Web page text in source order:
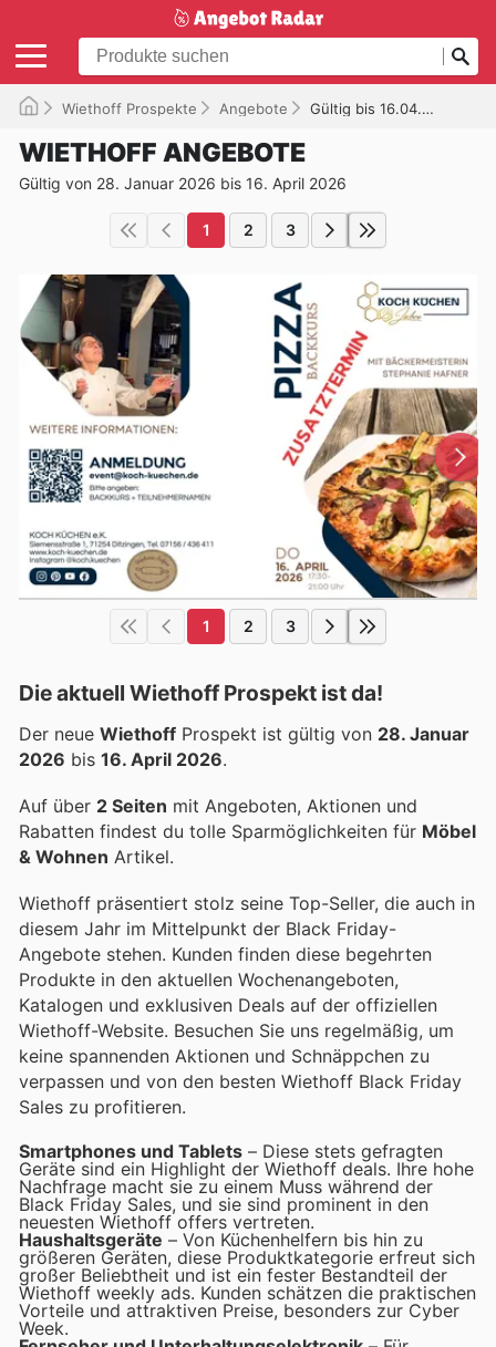
Wiethoff Prospekte Angebote Gültig bis 16.04.2026
WIETHOFF ANGEBOTE
Gültig von 28. Januar 2026 bis 16. April 2026
1 2 3
1 2 3
Die aktuell Wiethoff Prospekt ist da!
Der neue Wiethoff Prospekt ist gültig von 28. Januar
2026 bis 16. April 2026.
Auf über 2 Seiten mit Angeboten, Aktionen und
Rabatten findest du tolle Sparmöglichkeiten für Möbel
& Wohnen Artikel.
Wiethoff präsentiert stolz seine Top-Seller, die auch in
diesem Jahr im Mittelpunkt der Black Friday-
Angebote stehen. Kunden finden diese begehrten
Produkte in den aktuellen Wochenangeboten,
Katalogen und exklusiven Deals auf der offiziellen
Wiethoff-Website. Besuchen Sie uns regelmäßig, um
keine spannenden Aktionen und Schnäppchen zu
verpassen und von den besten Wiethoff Black Friday
Sales zu profitieren.
Smartphones und Tablets – Diese stets gefragten
Geräte sind ein Highlight der Wiethoff deals. Ihre hohe
Nachfrage macht sie zu einem Muss während der
Black Friday Sales, und sie sind prominent in den
neuesten Wiethoff offers vertreten.
Haushaltsgeräte – Von Küchenhelfern bis hin zu
größeren Geräten, diese Produktkategorie erfreut sich
großer Beliebtheit und ist ein fester Bestandteil der
Wiethoff weekly ads. Kunden schätzen die praktischen
Vorteile und attraktiven Preise, besonders zur Cyber
Week.